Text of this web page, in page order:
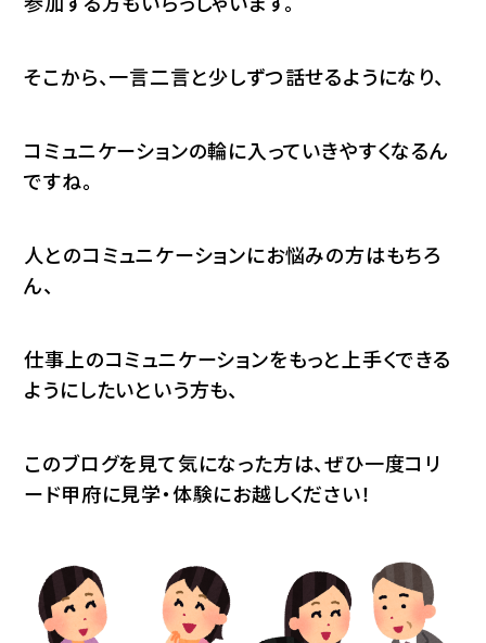
そこから、一言二言と少しずつ話せるようになり、
コミュニケーションの輪に入っていきやすくなるん
ですね。
人とのコミュニケーションにお悩みの方はもちろ
ん、
仕事上のコミュニケーションをもっと上手くできる
ようにしたいという方も、
このブログを見て気になった方は、ぜひ一度コリ
ード甲府に見学・体験にお越しください！